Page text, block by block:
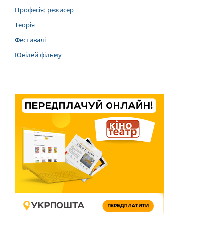
Професія: режисер
Теорія
Фестивалі
Ювілей фільму